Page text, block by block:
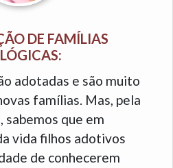
DE FAMÍLIAS
adotadas e são muito
famílias. Mas, pela
sabemos que em
vida filhos adotivos
de conhecerem